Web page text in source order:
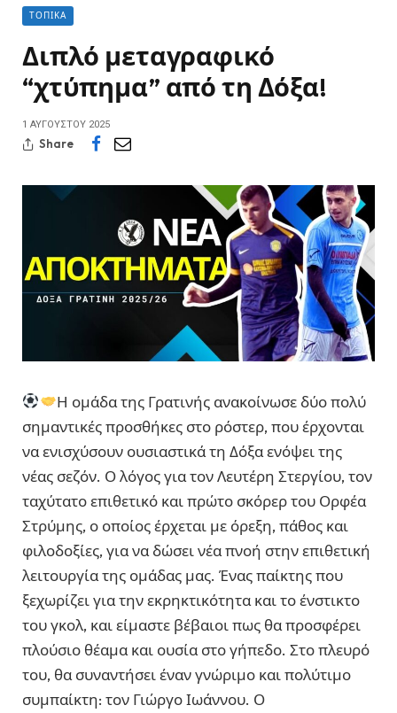
ΤΟΠΙΚΆ
Διπλό μεταγραφικό
“χτύπημα” από τη Δόξα!
1 ΑΥΓΟΎΣΤΟΥ 2025
Share
Η ομάδα της Γρατινής ανακοίνωσε δύο πολύ
σημαντικές προσθήκες στο ρόστερ, που έρχονται
να ενισχύσουν ουσιαστικά τη Δόξα ενόψει της
νέας σεζόν. Ο λόγος για τον Λευτέρη Στεργίου, τον
ταχύτατο επιθετικό και πρώτο σκόρερ του Ορφέα
Στρύμης, ο οποίος έρχεται με όρεξη, πάθος και
φιλοδοξίες, για να δώσει νέα πνοή στην επιθετική
λειτουργία της ομάδας μας. Ένας παίκτης που
ξεχωρίζει για την εκρηκτικότητα και το ένστικτο
του γκολ, και είμαστε βέβαιοι πως θα προσφέρει
πλούσιο θέαμα και ουσία στο γήπεδο. Στο πλευρό
του, θα συναντήσει έναν γνώριμο και πολύτιμο
συμπαίκτη: τον Γιώργο Ιωάννου. Ο